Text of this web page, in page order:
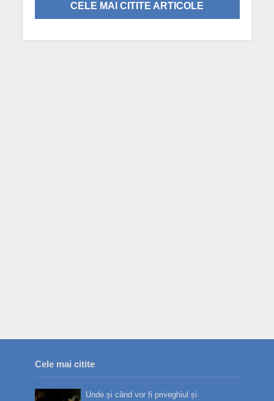
CELE MAI CITITE ARTICOLE
Cele mai citite
Unde și când vor fi priveghiul și